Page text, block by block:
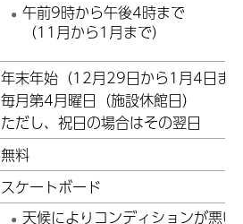
午前9時から午後4時まで
（11月から1月まで）
年末年始（12月29日から1月4日ま
毎月第4月曜日（施設休館日）
ただし、祝日の場合はその翌日
無料
スケートボード
天候によりコンディションが悪い